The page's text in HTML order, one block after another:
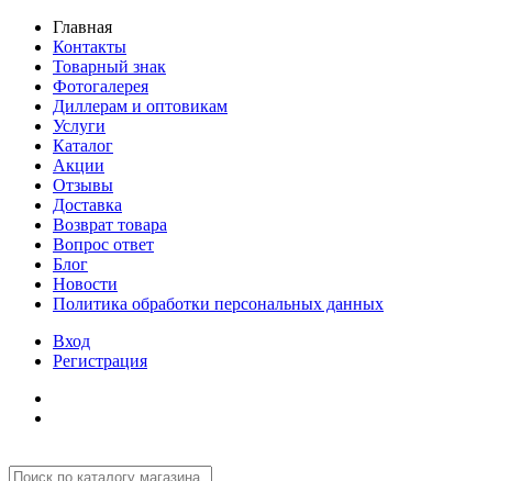
Главная
Контакты
Товарный знак
Фотогалерея
Диллерам и оптовикам
Услуги
Каталог
Акции
Отзывы
Доставка
Возврат товара
Вопрос ответ
Блог
Новости
Политика обработки персональных данных
Вход
Регистрация